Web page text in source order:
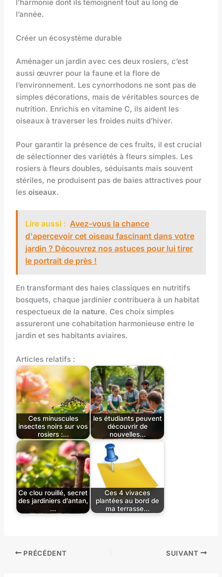
l’harmonie dont ils témoignent tout au long de
l’année.
Créer un écosystème durable
Aménager un jardin avec ces deux rosiers, c’est
aussi œuvrer pour la faune et la flore de
l’environnement. Les cynorrhodons ne sont pas de
simples décorations, mais de véritables sources de
nutrition. Enrichis en vitamine C, ils aident les
oiseaux à traverser les froides nuits d’hiver.
Pour garantir la présence de ces fruits, il est crucial
de sélectionner des variétés à fleurs simples. Les
rosiers à fleurs doubles, séduisants mais souvent
stériles, ne produisent pas de baies attractives pour
lesoiseaux.
Lire aussi : Avez-vous la chance
d'apercevoir cet oiseau fascinant dans votre
jardin ? Découvrez nos astuces pour lui tirer
le portrait de près !
En transformant des haies classiques en nutritifs
bosquets, chaque jardinier contribuera à un habitat
respectueux de la nature. Ces choix simples
assureront une cohabitation harmonieuse entre le
jardin et ses habitants aviaires.
Articles relatifs :
Ces minuscules
insectes noirs sur vos
rosiers :…
les étudiants peuvent
découvrir de
nouvelles…
Ce clou rouillé, secret
des jardiniers d’antan,
…
Ces 4 vivaces
plantées au bord de
ma terrasse…
PRÉCÉDENT SUIVANT